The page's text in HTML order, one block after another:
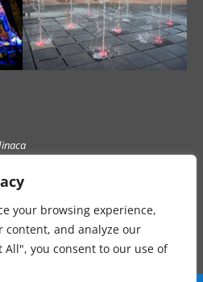
your browsing experience,
content, and analyze our
All", you consent to our use of
Grad Beli Manastir ne smije stupati u